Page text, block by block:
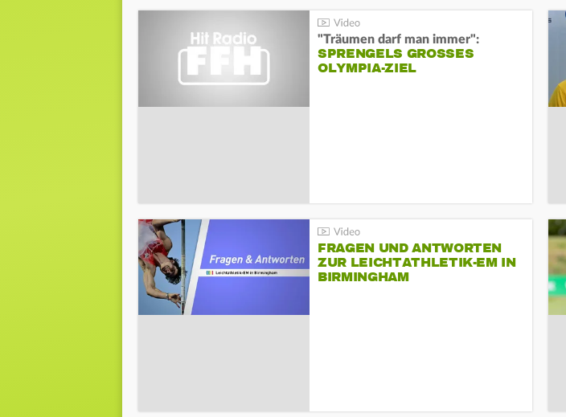
"Träumen darf man immer":
SPRENGELS GROSSES O
LYMPIA-ZIEL
FRAGEN UND ANTWORTEN
ZUR LEICHTATHLETIK-EM IN
BIRMINGHAM